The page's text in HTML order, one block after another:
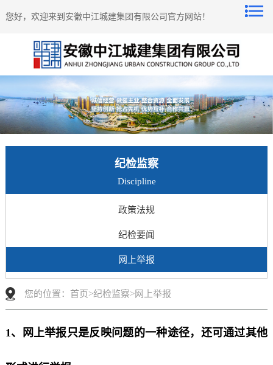
您好，欢迎来到安徽中江城建集团有限公司官方网站！
纪检监察
Discipline
政策法规
纪检要闻
网上举报
您的位置： 首页>纪检监察>网上举报
1、网上举报只是反映问题的一种途径，还可通过其他